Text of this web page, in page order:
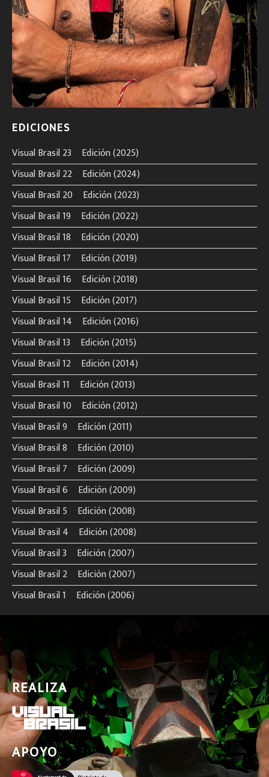
EDICIONES
Visual Brasil 23º Edición (2025)
Visual Brasil 22º Edición (2024)
Visual Brasil 20º Edición (2023)
Visual Brasil 19º Edición (2022)
Visual Brasil 18º Edición (2020)
Visual Brasil 17º Edición (2019)
Visual Brasil 16º Edición (2018)
Visual Brasil 15º Edición (2017)
Visual Brasil 14º Edición (2016)
Visual Brasil 13º Edición (2015)
Visual Brasil 12º Edición (2014)
Visual Brasil 11º Edición (2013)
Visual Brasil 10º Edición (2012)
Visual Brasil 9º Edición (2011)
Visual Brasil 8º Edición (2010)
Visual Brasil 7º Edición (2009)
Visual Brasil 6º Edición (2009)
Visual Brasil 5º Edición (2008)
Visual Brasil 4º Edición (2008)
Visual Brasil 3º Edición (2007)
Visual Brasil 2º Edición (2007)
Visual Brasil 1º Edición (2006)
REALIZA
APOYO